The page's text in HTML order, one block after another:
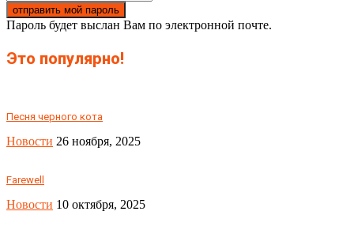
Пароль будет выслан Вам по электронной почте.
Это популярно!
Песня черного кота
Новости 26 ноября, 2025
Farewell
Новости 10 октября, 2025